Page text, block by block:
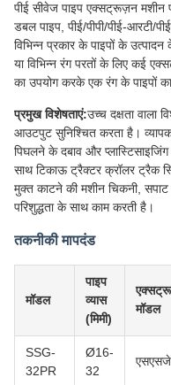
पीई सीवेज पाइप एक्सट्रूज़न मशीन
डबल पाइप, पीई/पीपी/पीई-आरटी/
विभिन्न प्रकार के पाइपों के
या विभिन्न रंग परतों के लिए कई
का उपयोग करके एक रंग के पाइपों
प्रमुख विशेषताएं:उच्च दक्षता वाला
आउटपुट सुनिश्चित करता है।
पिघलने के दबाव और
साथ टिकाऊ ट्रैक्टर क्रॉलर ट्रैक
मुक्त काटने की मशीन चिकनी,
परिशुद्धता के साथ काम करती है।
तकनीकी मापदंड
मॉडल
पाइप
व्यास
(मिमी)
मॉडल
SSG-
32PR
Ø16-
32